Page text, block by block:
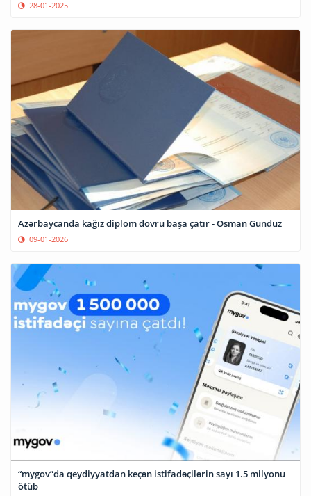
28-01-2025
Azərbaycanda kağız diplom dövrü başa çatır - Osman Gündüz
09-01-2026
“mygov”da qeydiyyatdan keçən istifadəçilərin sayı 1.5 milyonu
ötüb